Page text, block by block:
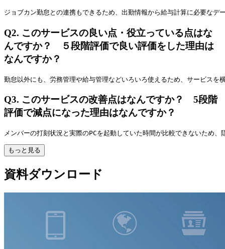
ジョブカン勤怠との連携もできるため、出勤情報から給与計算に必要なデ
Q2. このサービスの良い点・役立っている点はな
んですか？ ５段階評価で良い評価をした理由は
なんですか？
勤怠以外にも、労務管理や給与管理などいろいろ使えるため、サービス
Q3. このサービスの改善点はなんですか？ 5段階
評価で減点になった理由はなんですか？
メンバーの打刻状況と実際のPCを起動していた時間が比較できないため
もっと見る
資料ダウンロード